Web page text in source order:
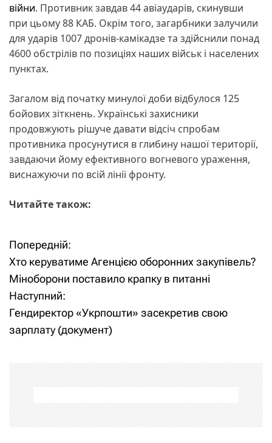
війни. Противник завдав 44 авіаударів, скинувши
при цьому 88 КАБ. Окрім того, загарбники залучили
для ударів 1007 дронів-камікадзе та здійснили понад
4600 обстрілів по позиціях наших військ і населених
пунктах.
Загалом від початку минулої доби відбулося 125
бойових зіткнень. Українські захисники
продовжують рішуче давати відсіч спробам
противника просунутися в глибину нашої території,
завдаючи йому ефективного вогневого ураження,
виснажуючи по всій лінії фронту.
Читайте також:
Н
а
в
і
а
ц
і
Попередній:
Хто керуватиме Агенцією оборонних закупівель?
Міноборони поставило крапку в питанні
Наступний:
Гендиректор «Укрпошти» засекретив свою
зарплату (документ)